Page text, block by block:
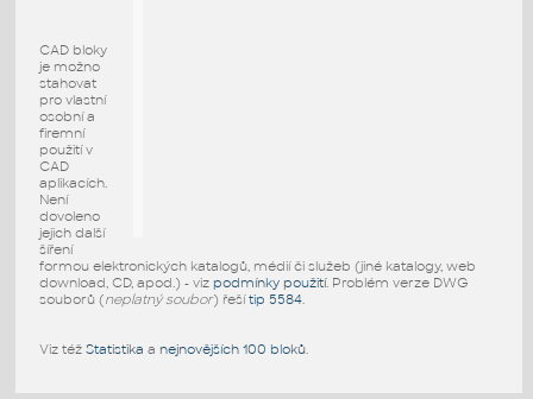
CAD bloky
je možno
stahovat
pro vlastní
osobní a
firemní
použití v
CAD
aplikacích.
Není
dovoleno
jejich další
šíření
formou elektronických katalogů, médií či služeb (jiné katalogy, web
download, CD, apod.) - viz podmínky použití. Problém verze DWG
souborů (neplatný soubor) řešítip 5584.
Viz též Statistika a nejnovějších 100 bloků.